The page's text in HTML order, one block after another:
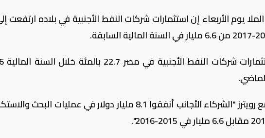
وقال الملا في اتصال هاتفي مع رويترز "الشركاء الأجانب أنفقوا 8.1 مليار دولار في عمليات